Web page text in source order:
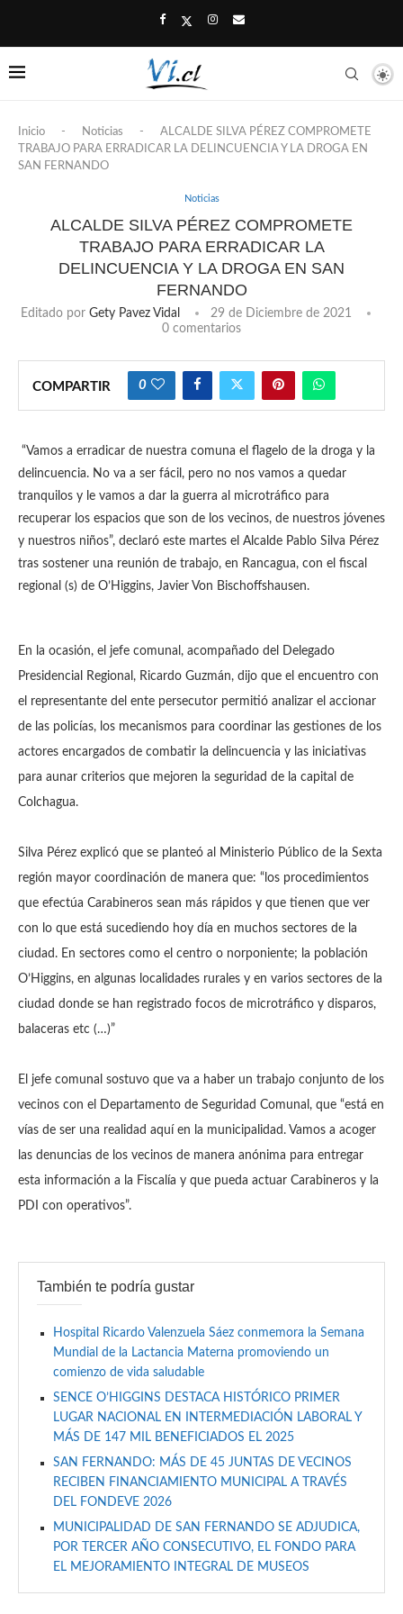
Inicio - Noticias -
ALCALDE SILVA PÉREZ COMPROMETE
TRABAJO PARA ERRADICAR LA DELINCUENCIA Y LA DROGA EN
SAN FERNANDO
Noticias
ALCALDE SILVA PÉREZ COMPROMETE
TRABAJO PARA ERRADICAR LA
DELINCUENCIA Y LA DROGA EN SAN
FERNANDO
Editado por Gety Pavez Vidal
29 de Diciembre de 2021
0 comentarios
COMPARTIR 0
“Vamos a erradicar de nuestra comuna el flagelo de la droga y la
delincuencia. No va a ser fácil, pero no nos vamos a quedar
tranquilos y le vamos a dar la guerra al microtráfico para
recuperar los espacios que son de los vecinos, de nuestros jóvenes
y nuestros niños”, declaró este martes el Alcalde Pablo Silva Pérez
tras sostener una reunión de trabajo, en Rancagua, con el fiscal
regional (s) de O’Higgins, Javier Von Bischoffshausen.
En la ocasión, el jefe comunal, acompañado del Delegado
Presidencial Regional, Ricardo Guzmán, dijo que el encuentro con
el representante del ente persecutor permitió analizar el accionar
de las policías, los mecanismos para coordinar las gestiones de los
actores encargados de combatir la delincuencia y las iniciativas
para aunar criterios que mejoren la seguridad de la capital de
Colchagua.
Silva Pérez explicó que se planteó al Ministerio Público de la Sexta
región mayor coordinación de manera que: “los procedimientos
que efectúa Carabineros sean más rápidos y que tienen que ver
con lo que está sucediendo hoy día en muchos sectores de la
ciudad. En sectores como el centro o norponiente; la población
O’Higgins, en algunas localidades rurales y en varios sectores de la
ciudad donde se han registrado focos de microtráfico y disparos,
balaceras etc (…)”
El jefe comunal sostuvo que va a haber un trabajo conjunto de los
vecinos con el Departamento de Seguridad Comunal, que “está en
vías de ser una realidad aquí en la municipalidad. Vamos a acoger
las denuncias de los vecinos de manera anónima para entregar
esta información a la Fiscalía y que pueda actuar Carabineros y la
PDI con operativos”.
También te podría gustar
Hospital Ricardo Valenzuela Sáez conmemora la Semana
Mundial de la Lactancia Materna promoviendo un
comienzo de vida saludable
SENCE O’HIGGINS DESTACA HISTÓRICO PRIMER
LUGAR NACIONAL EN INTERMEDIACIÓN LABORAL Y
MÁS DE 147 MIL BENEFICIADOS EL 2025
SAN FERNANDO: MÁS DE 45 JUNTAS DE VECINOS
RECIBEN FINANCIAMIENTO MUNICIPAL A TRAVÉS
DEL FONDEVE 2026
MUNICIPALIDAD DE SAN FERNANDO SE ADJUDICA,
POR TERCER AÑO CONSECUTIVO, EL FONDO PARA
EL MEJORAMIENTO INTEGRAL DE MUSEOS